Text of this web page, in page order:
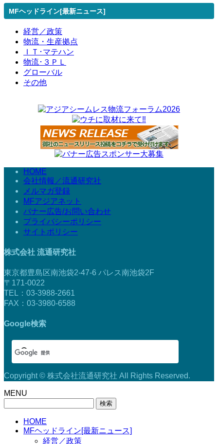
MFヘッドライン[最新ニュース]
経営／政策
物流・生産拠点
ＩＴ･マテハン
物流･３ＰＬ
グローバル
その他
HOME
会社情報／流通研究社
メルマガ登録
MFアジアネット
バナー広告/お問い合わせ
プライバシーポリシー
サイトポリシー
株式会社 流通研究社
東京都豊島区南池袋2-47-6 パレス南池袋2F
〒171-0022
TEL：03-3988-2661
FAX：03-3980-6588
Google検索
Copyright © 株式会社流通研究社 All Rights Reserved.
MENU
HOME
MFヘッドライン[最新ニュース]
経営／政策